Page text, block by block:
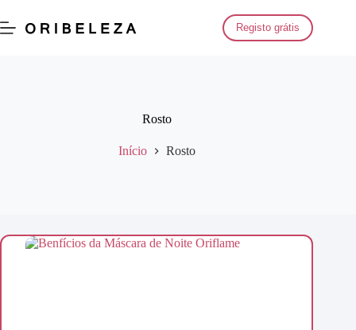
para
o
Registo grátis
Rosto
Início Rosto